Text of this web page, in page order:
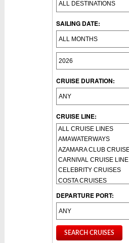
SAILING DATE:
CRUISE DURATION:
CRUISE LINE:
DEPARTURE PORT: